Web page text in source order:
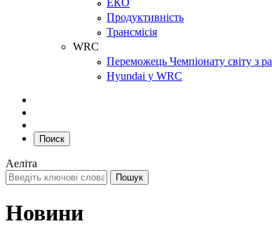
Продуктивність
Трансмісія
WRC
Переможець Чемпіонату світу з
Hyundai у WRC
Поиск
Аеліта
Новини